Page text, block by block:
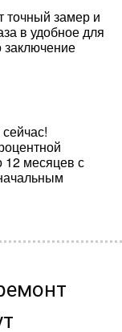
точный замер и
в удобное для
12 месяцев с